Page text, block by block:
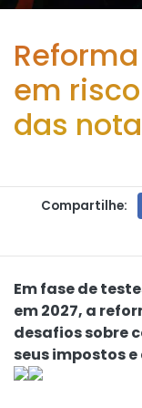
em
das
Compartilhe:
Em fase de
em 2027, a
desafios sobre
seus impostos